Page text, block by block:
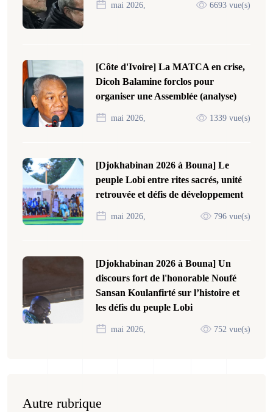
mai 2026, 6693 vue(s)
[Côte d'Ivoire] La MATCA en crise,
Dicoh Balamine forclos pour
organiser une Assemblée (analyse)
mai 2026, 1339 vue(s)
[Djokhabinan 2026 à Bouna] Le
peuple Lobi entre rites sacrés, unité
retrouvée et défis de développement
mai 2026, 796 vue(s)
[Djokhabinan 2026 à Bouna] Un
discours fort de l'honorable Noufé
Sansan Koulanfirté sur l’histoire et
les défis du peuple Lobi
mai 2026, 752 vue(s)
Autre rubrique